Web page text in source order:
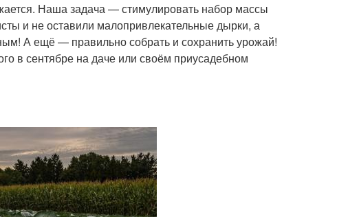
Наша задача — стимулировать набор массы
и не оставили малопривлекательные дырки, а
А ещё — правильно собрать и сохранить урожай!
в сентябре на даче или своём приусадебном